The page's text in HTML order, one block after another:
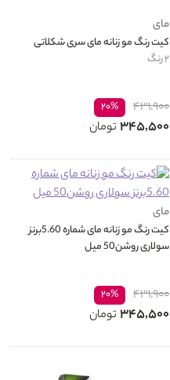
مای
کیت رنگ مو زنانه مای سری شکلاتی
۲ رنگ
۴۳۱,۹۰۰ ۲۰%
۳۴۵,۵۰۰ تومان
مای
کیت رنگ مو زنانه مای شماره 5.60برنز
سولاری روشن50 میل
۴۳۱,۹۰۰ ۲۰%
۳۴۵,۵۰۰ تومان